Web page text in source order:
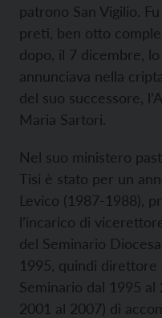
patrono San Vigilio.
preti, ben otto
dopo, il 7 dicembre,
annunciava nella
del suo successore,
Maria Sartori.
Nel suo ministero
Tisi è stato per un
Levico (1987-1988),
l’incarico di
del Seminario
1995, quindi
Seminario dal 1995 al
2001 al 2007) di